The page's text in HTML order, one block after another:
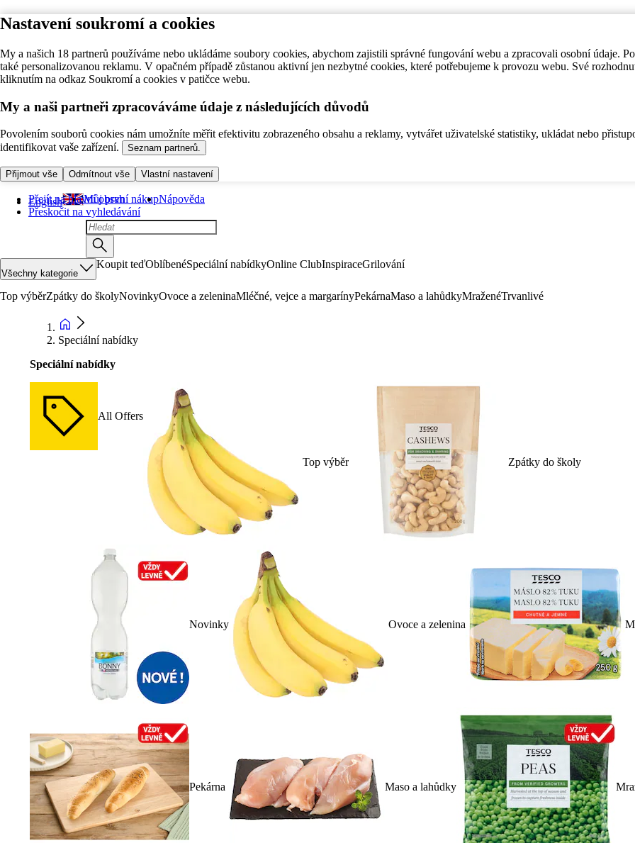
Nastavení soukromí a cookies
My a našich 18 partnerů používáme nebo ukládáme soubory cookies, abychom zajistili správné fungování webu a zpracovali osobní údaje.
také personalizovanou reklamu. V opačném případě zůstanou aktivní jen nezbytné cookies, které potřebujeme k provozu webu. Své
kliknutím na odkaz Soukromí a cookies v patičce webu.
My a naši partneři zpracováváme údaje z následujících důvodů
Povolením souborů cookies nám umožníte měřit efektivitu zobrazeného obsahu a reklamy, vytvářet uživatelské statistiky, ukládat nebo
identifikovat vaše zařízení.
Seznam partnerů.
Přijmout vše Odmítnout vše Vlastní nastavení
Přejít na hlavní obsah
Přeskočit na vyhledávání
English Můj první nákupNápověda
Všechny kategorie
Koupit teďOblíbenéSpeciální nabídkyOnline ClubInspiraceGrilování
Top výběrZpátky do školyNovinkyOvoce a zeleninaMléčné, vejce a margarínyPekárnaMaso a lahůdkyMraženéTrvanlivé
Speciální nabídky
Speciální nabídky
All Offers
Top výběr Zpátky do školy
Novinky Ovoce a zelenina
Pekárna Maso a lahůdky